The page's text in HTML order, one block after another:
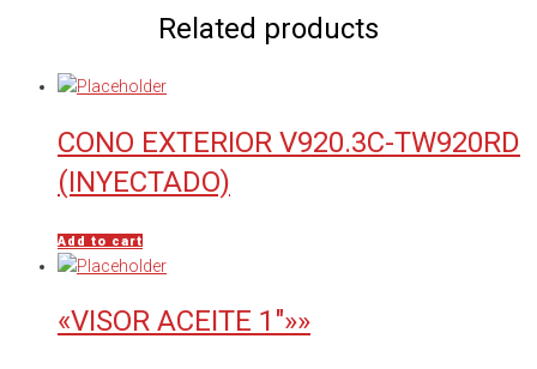
Related products
CONO EXTERIOR V920.3C-TW920RD
(INYECTADO)
Add to cart
«VISOR ACEITE 1″»»